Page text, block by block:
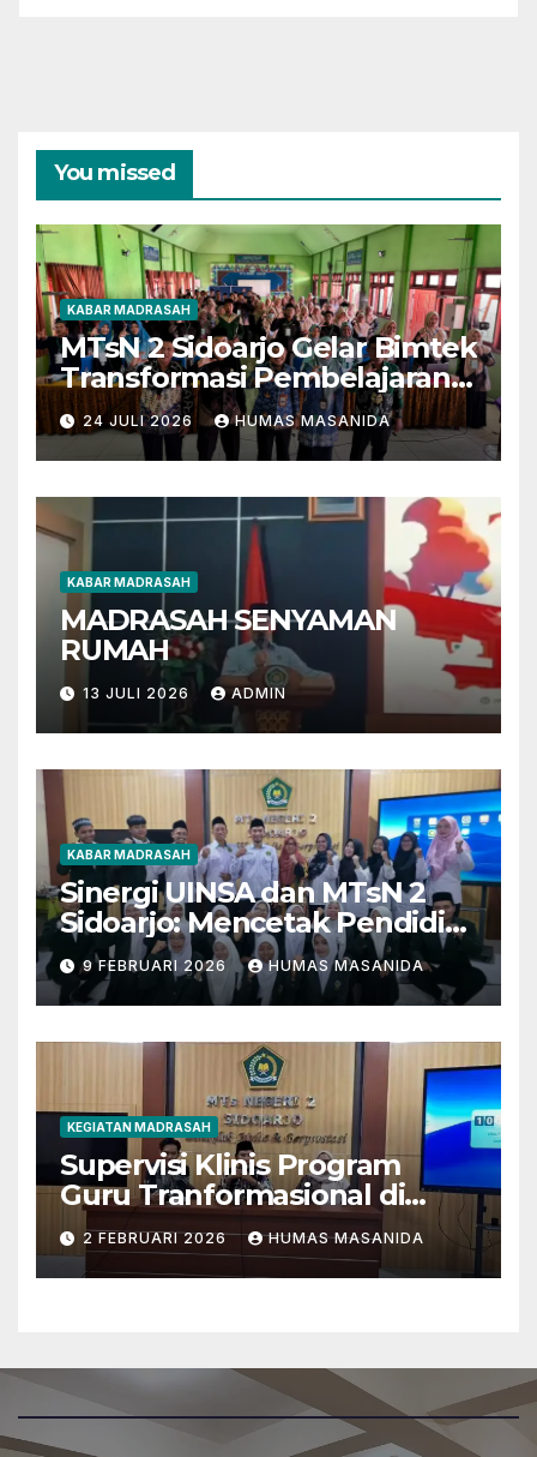
You missed
KABAR MADRASAH
MTsN 2 Sidoarjo Gelar Bimtek
Transformasi Pembelajaran
Berbasis AI dan Deep
Learning
24 JULI 2026 HUMAS MASANIDA
KABAR MADRASAH
MADRASAH SENYAMAN
RUMAH
13 JULI 2026 ADMIN
KABAR MADRASAH
Sinergi UINSA dan MTsN 2
Sidoarjo: Mencetak Pendidik
Berkarakter Menghadapi
Tantangan Zaman
9 FEBRUARI 2026 HUMAS MASANIDA
KEGIATAN MADRASAH
Supervisi Klinis Program
Guru Tranformasional di
MTsN 2 Sidoarjo
2 FEBRUARI 2026 HUMAS MASANIDA